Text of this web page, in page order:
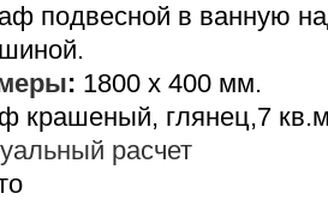
подвесной в ванную
: 1800 х 400 мм.
крашеный, глянец,7
расчет